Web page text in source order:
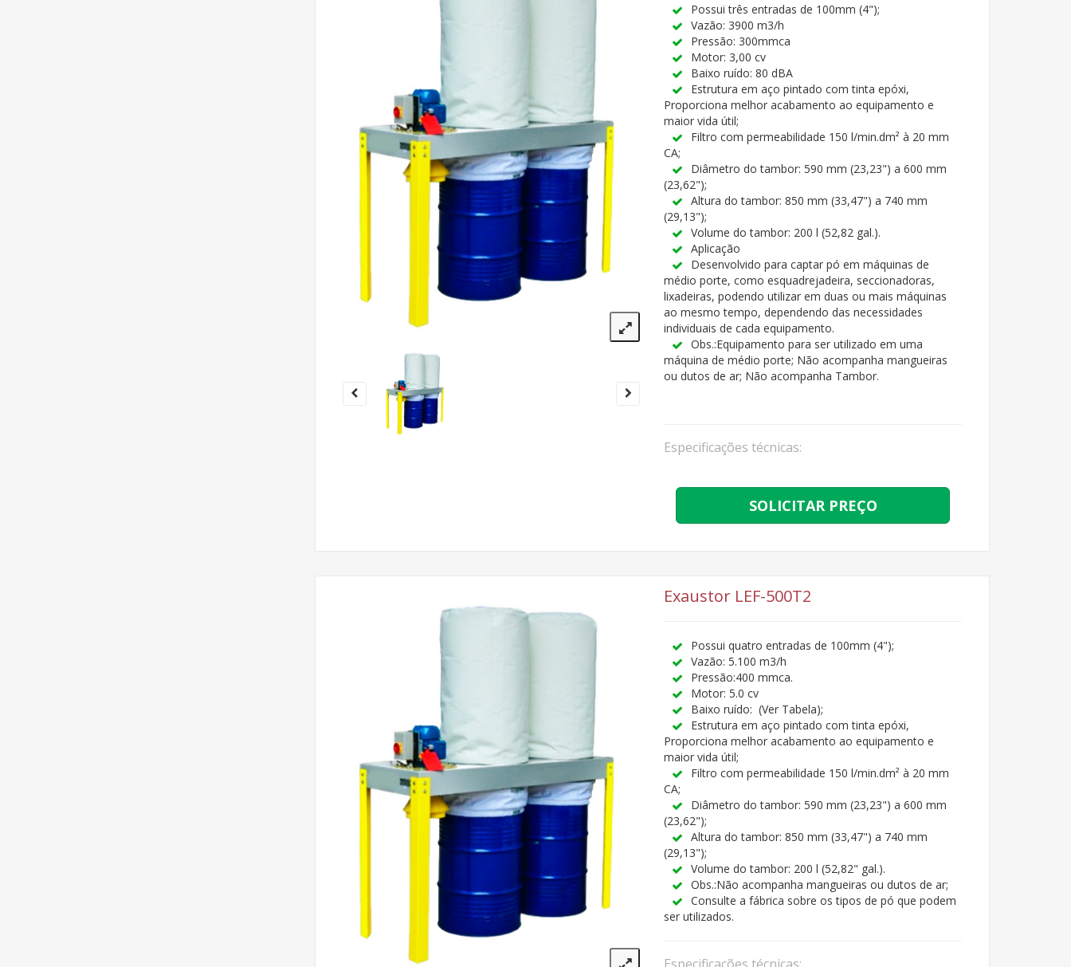
Possui três entradas de 100mm (4");
Vazão: 3900 m3/h
Pressão: 300mmca
Motor: 3,00 cv
Baixo ruído: 80 dBA
Estrutura em aço pintado com tinta epóxi,
Proporciona melhor acabamento ao equipamento e
maior vida útil;
Filtro com permeabilidade 150 l/min.dm² à 20 mm
CA;
Diâmetro do tambor: 590 mm (23,23") a 600 mm
(23,62");
Altura do tambor: 850 mm (33,47") a 740 mm
(29,13");
Volume do tambor: 200 l (52,82 gal.).
Aplicação
Desenvolvido para captar pó em máquinas de
médio porte, como esquadrejadeira, seccionadoras,
lixadeiras, podendo utilizar em duas ou mais máquinas
ao mesmo tempo, dependendo das necessidades
individuais de cada equipamento.
Obs.:Equipamento para ser utilizado em uma
máquina de médio porte; Não acompanha mangueiras
ou dutos de ar; Não acompanha Tambor.
Especificações técnicas:
SOLICITAR PREÇO
Exaustor LEF-500T2
Possui quatro entradas de 100mm (4");
Vazão: 5.100 m3/h
Pressão:400 mmca.
Motor: 5.0 cv
Baixo ruído: (Ver Tabela);
Estrutura em aço pintado com tinta epóxi,
Proporciona melhor acabamento ao equipamento e
maior vida útil;
Filtro com permeabilidade 150 l/min.dm² à 20 mm
CA;
Diâmetro do tambor: 590 mm (23,23") a 600 mm
(23,62");
Altura do tambor: 850 mm (33,47") a 740 mm
(29,13");
Volume do tambor: 200 l (52,82" gal.).
Obs.:Não acompanha mangueiras ou dutos de ar;
Consulte a fábrica sobre os tipos de pó que podem
ser utilizados.